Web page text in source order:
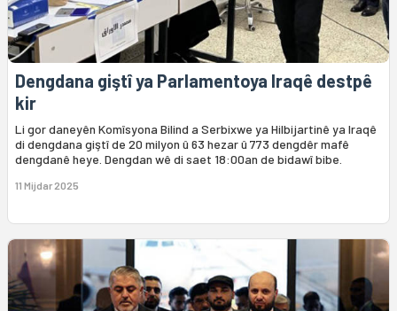
Dengdana giştî ya Parlamentoya Iraqê destpê
kir
Li gor daneyên Komîsyona Bilind a Serbixwe ya Hilbijartinê ya Iraqê
di dengdana giştî de 20 milyon û 63 hezar û 773 dengdêr mafê
dengdanê heye. Dengdan wê di saet 18:00an de bidawî bibe.
11 Mijdar 2025